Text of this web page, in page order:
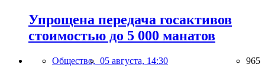
Упрощена передача госактивов
стоимостью до 5 000 манатов
Общество, 05 августа, 14:30 965